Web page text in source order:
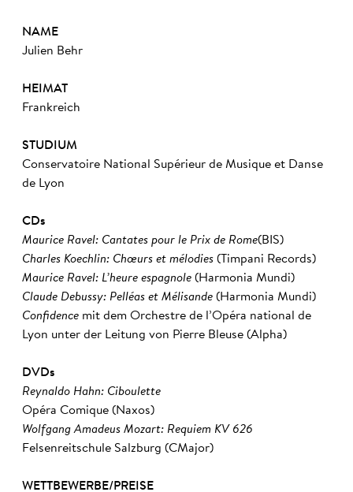
NAME
Julien Behr
HEIMAT
Frankreich
STUDIUM
Conservatoire National Supérieur de Musique et Danse
de Lyon
CDs
Maurice Ravel: Cantates pour le Prix de Rome(BIS)
Charles Koechlin: Chœurs et mélodies (Timpani Records)
Maurice Ravel: L’heure espagnole (Harmonia Mundi)
Claude Debussy: Pelléas et Mélisande (Harmonia Mundi)
Confidence mit dem Orchestre de l’Opéra national de
Lyon unter der Leitung von Pierre Bleuse (Alpha)
DVDs
Reynaldo Hahn: Ciboulette
Opéra Comique (Naxos)
Wolfgang Amadeus Mozart: Requiem KV 626
Felsenreitschule Salzburg (CMajor)
WETTBEWERBE/PREISE